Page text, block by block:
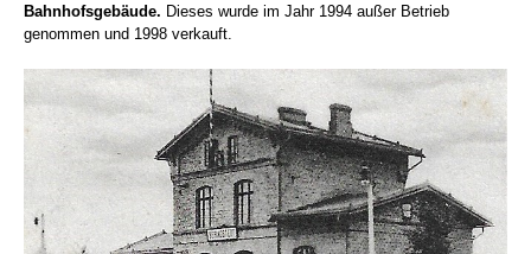
Bahnhofsgebäude. Dieses wurde im Jahr 1994 außer Betrieb
genommen und 1998 verkauft.